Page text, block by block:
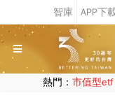
熱門： 市值型etf